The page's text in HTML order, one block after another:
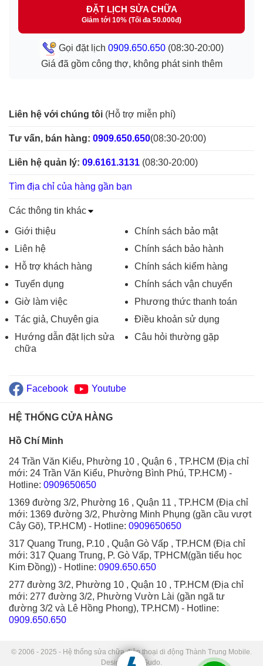
ĐẶT LỊCH SỬA CHỮA
Giảm tới 10% (Tối đa 50.000đ)
Gọi đặt lịch 0909.650.650(08:30-20:00)
Giá đã gồm công thợ, không phát sinh thêm
Liên hệ với chúng tôi (Hỗ trợ miễn phí)
Tư vấn, bán hàng: 0909.650.650(08:30-20:00)
Liên hệ quản lý: 09.6161.3131 (08:30-20:00)
Tìm địa chỉ của hàng gần bạn
Các thông tin khác
Giới thiệu
Liên hệ
Hỗ trợ khách hàng
Tuyển dụng
Giờ làm việc
Tác giả, Chuyên gia
Hướng dẫn đặt lịch sửa
chữa
Chính sách bảo mật
Chính sách bảo hành
Chính sách kiểm hàng
Chính sách vận chuyển
Phương thức thanh toán
Điều khoản sử dụng
Câu hỏi thường gặp
Facebook Youtube
HỆ THỐNG CỬA HÀNG
Hồ Chí Minh
24 Trần Văn Kiểu, Phường 10 , Quận 6 , TP.HCM (Địa chỉ
mới: 24 Trần Văn Kiểu, Phường Bình Phú, TP.HCM) -
Hotline: 0909650650
1369 đường 3/2, Phường 16 , Quận 11 , TP.HCM (Địa chỉ
mới: 1369 đường 3/2, Phường Minh Phụng (gần cầu vượt
Cây Gõ), TP.HCM) - Hotline: 0909650650
317 Quang Trung, P.10 , Quận Gò Vấp , TP.HCM (Địa chỉ
mới: 317 Quang Trung, P. Gò Vấp, TPHCM(gần tiểu học
Kim Đồng)) - Hotline: 0909.650.650
277 đường 3/2, Phường 10 , Quận 10 , TP.HCM (Địa chỉ
mới: 277 đường 3/2, Phường Vườn Lài (gần ngã tư
đường 3/2 và Lê Hồng Phong), TP.HCM) - Hotline:
0909.650.650
© 2006 - 2025 - Hệ thống sửa chữa điện thoại di động Thành Trung Mobile.
Designed by Sudo.